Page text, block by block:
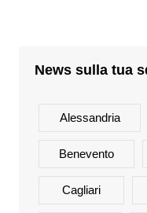
News sulla tua
Alessandria
Benevento
Cagliari